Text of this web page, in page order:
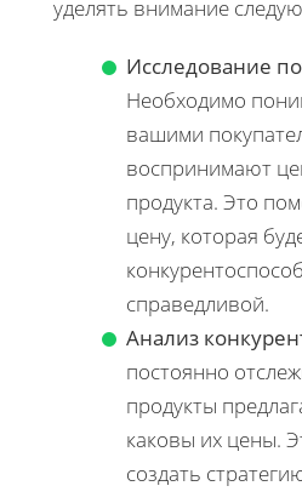
уделять внимание
Исследование
Необходимо
вашими
воспринимают
продукта. Это
цену, которая
справедливой.
Анализ
постоянно
продукты
каковы их цены.
создать